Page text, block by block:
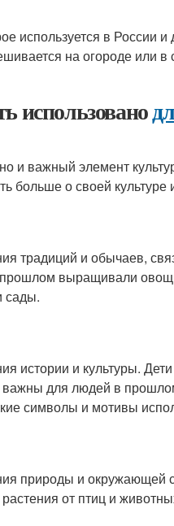
используется в России и
на огороде или в
использовано
и важный элемент
больше о своей культуре
традиций и обычаев,
прошлом выращивали
сады.
истории и культуры.
важны для людей в
символы и мотивы
природы и окружающей
от птиц и